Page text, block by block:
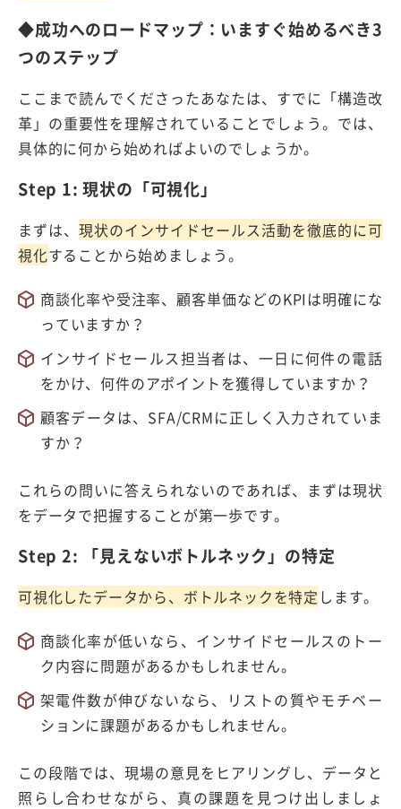
◆成功へのロードマップ：いますぐ始めるべき3
つのステップ
ここまで読んでくださったあなたは、すでに「構造改
革」の重要性を理解されていることでしょう。では、
具体的に何から始めればよいのでしょうか。
Step 1: 現状の「可視化」
まずは、現状のインサイドセールス活動を徹底的に可
視化することから始めましょう。
商談化率や受注率、顧客単価などのKPI は明確にな
っていますか？
インサイドセールス担当者は、一日に何件の電話
をかけ、何件のアポイントを獲得していますか？
顧客データは、 SFA/CRMに正しく入力されていま
すか？
これらの問いに答えられないのであれば、まずは現状
をデータで把握することが第一歩です。
Step 2: 「見えないボトルネック」の特定
可視化したデータから、ボトルネックを特定 します。
商談化率が低いなら、インサイドセールスのトー
ク内容に問題があるかもしれません。
架電件数が伸びないなら、リストの質やモチベー
ションに課題があるかもしれません。
この段階では、現場の意見をヒアリングし、データと
照らし合わせながら、真の課題を見つけ出しましょ